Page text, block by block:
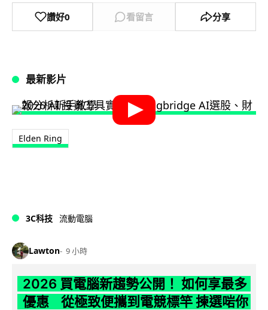
讚好0 看留言 分享
最新影片
Elden Ring
3C科技 流動電腦
Lawton 9 小時
2026 買電腦新趨勢公開！ 如何享最多
優惠 從極致便攜到電競標竿 揀選啱你